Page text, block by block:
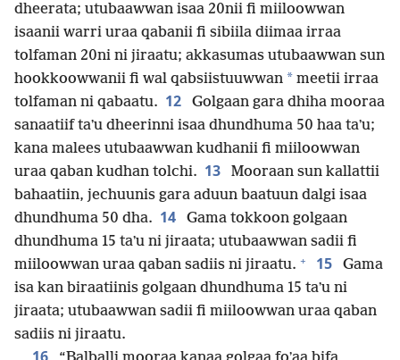
dheerata; utubaawwan isaa 20nii fi miiloowwan
isaanii warri uraa qabanii fi sibiila diimaa irraa
tolfaman 20ni ni jiraatu; akkasumas utubaawwan sun
hookkoowwanii fi wal qabsiistuuwwan * meetii irraa
tolfaman ni qabaatu. 12
Golgaan gara dhiha mooraa
sanaatiif taʼu dheerinni isaa dhundhuma 50 haa taʼu;
kana malees utubaawwan kudhanii fi miiloowwan
uraa qaban kudhan tolchi. 13
Mooraan sun kallattii
bahaatiin, jechuunis gara aduun baatuun dalgi isaa
dhundhuma 50 dha. 14
Gama tokkoon golgaan
dhundhuma 15 taʼu ni jiraata; utubaawwan sadii fi
miiloowwan uraa qaban sadiis ni jiraatu. + 15
Gama
isa kan biraatiinis golgaan dhundhuma 15 taʼu ni
jiraata; utubaawwan sadii fi miiloowwan uraa qaban
sadiis ni jiraatu.